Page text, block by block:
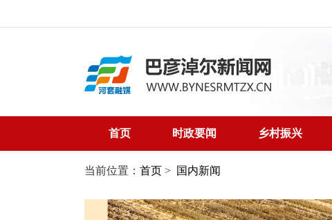
首页 时政要闻 乡村振兴
当前位置： 首页 > 国内新闻